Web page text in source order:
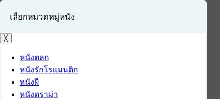
เข้าสู่ระบบ
สมัครสมาชิก
เลือกหมวดหมู่หนัง
╳
หนังตลก
หนังรักโรแมนติก
หนังผี
หนังดราม่า